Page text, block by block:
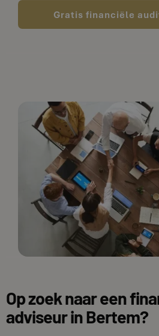
Gratis financiële
Op zoek naar een
adviseur in Bertem?